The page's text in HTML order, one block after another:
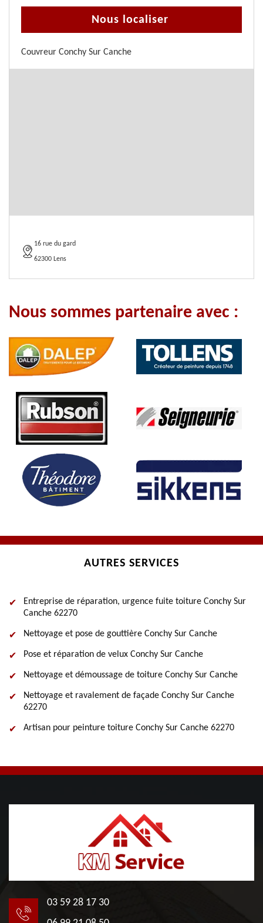
Nous localiser
Couvreur Conchy Sur Canche
16 rue du gard
62300 Lens
Nous sommes partenaire avec :
AUTRES SERVICES
Entreprise de réparation, urgence fuite toiture Conchy Sur
Canche 62270
Nettoyage et pose de gouttière Conchy Sur Canche
Pose et réparation de velux Conchy Sur Canche
Nettoyage et démoussage de toiture Conchy Sur Canche
Nettoyage et ravalement de façade Conchy Sur Canche
62270
Artisan pour peinture toiture Conchy Sur Canche 62270
03 59 28 17 30